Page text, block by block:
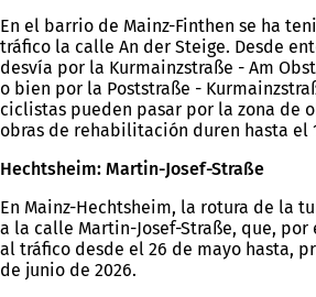
En el barrio de Mainz-Finthen se ha
tráfico la calle An der Steige. Desde
desvía por la Kurmainzstraße - Am
o bien por la Poststraße -
ciclistas pueden pasar por la zona de
obras de rehabilitación duren hasta el
Hechtsheim: Martin-Josef-Straße
En Mainz-Hechtsheim, la rotura de la
a la calle Martin-Josef-Straße, que,
al tráfico desde el 26 de mayo hasta,
de junio de 2026.